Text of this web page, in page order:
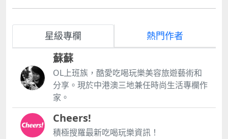
星級專欄 熱門作者
蘇蘇
OL上班族，酷愛吃喝玩樂美容旅遊藝術和
分享。現於中港澳三地兼任時尚生活專欄作
家。
Cheers!
積極搜羅最新吃喝玩樂資訊！